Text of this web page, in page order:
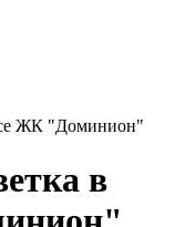
ЖК "Доминион"
в